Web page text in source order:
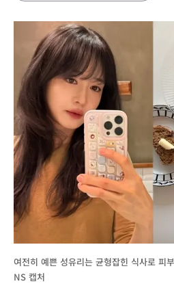
여전히 예쁜 성유리는 균형잡힌 식사로 피
NS 캡처